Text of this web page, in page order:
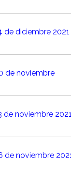
de diciembre 2021
de noviembre
de noviembre
de noviembre